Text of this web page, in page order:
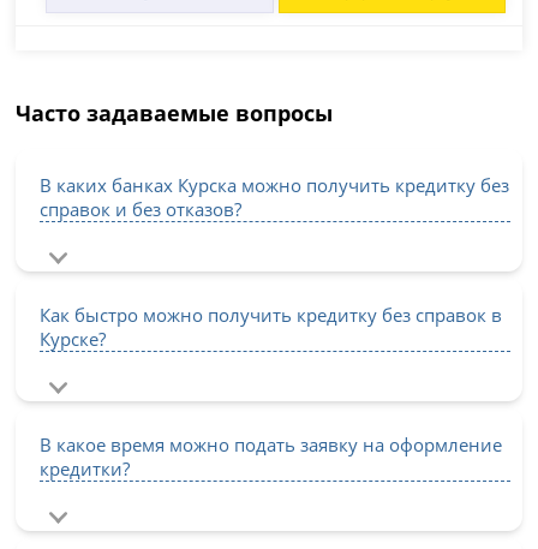
Часто задаваемые вопросы
В каких банках Курска можно получить кредитку без
справок и без отказов?
Как быстро можно получить кредитку без справок в
Курске?
В какое время можно подать заявку на оформление
кредитки?